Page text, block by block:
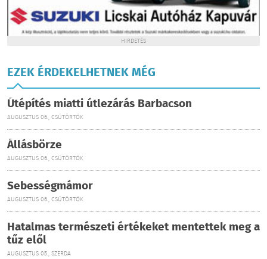
HIRDETÉS
EZEK ÉRDEKELHETNEK MÉG
Útépítés miatti útlezárás Barbacson
AUGUSZTUS 06., CSÜTÖRTÖK
Állásbörze
AUGUSZTUS 06., CSÜTÖRTÖK
Sebességmámor
AUGUSZTUS 06., CSÜTÖRTÖK
Hatalmas természeti értékeket mentettek meg a
tűz elől
AUGUSZTUS 05., SZERDA